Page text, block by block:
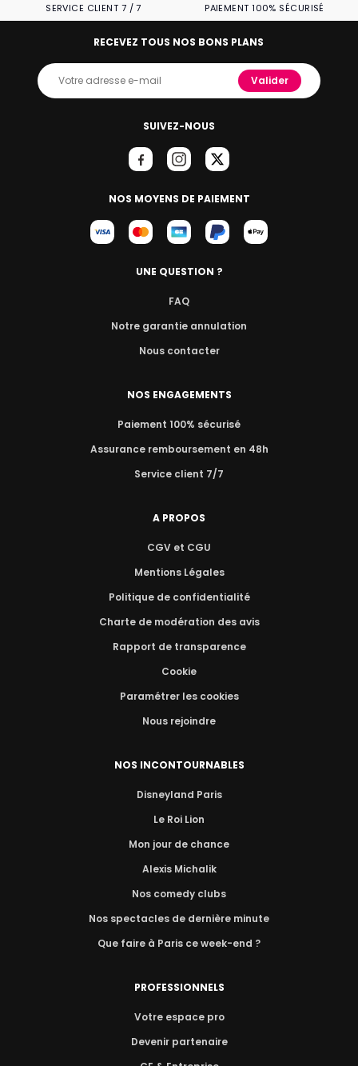
SERVICE CLIENT 7 / 7 PAIEMENT 100% SÉCURISÉ
SUIVEZ-NOUS
NOS MOYENS DE PAIEMENT
RECEVEZ TOUS NOS BONS PLANS
Valider
UNE QUESTION ?
FAQ
Notre garantie annulation
Nous contacter
NOS ENGAGEMENTS
Paiement 100% sécurisé
Assurance remboursement en 48h
Service client 7/7
A PROPOS
CGV et CGU
Mentions Légales
Politique de confidentialité
Charte de modération des avis
Rapport de transparence
Cookie
Paramétrer les cookies
Nous rejoindre
NOS INCONTOURNABLES
Disneyland Paris
Le Roi Lion
Mon jour de chance
Alexis Michalik
Nos comedy clubs
Nos spectacles de dernière minute
Que faire à Paris ce week-end ?
PROFESSIONNELS
Votre espace pro
Devenir partenaire